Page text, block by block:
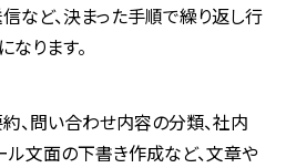
など、決まった手順で繰り返し行
ります。
、問い合わせ内容の分類、社内
ル文面の下書き作成など、文章や